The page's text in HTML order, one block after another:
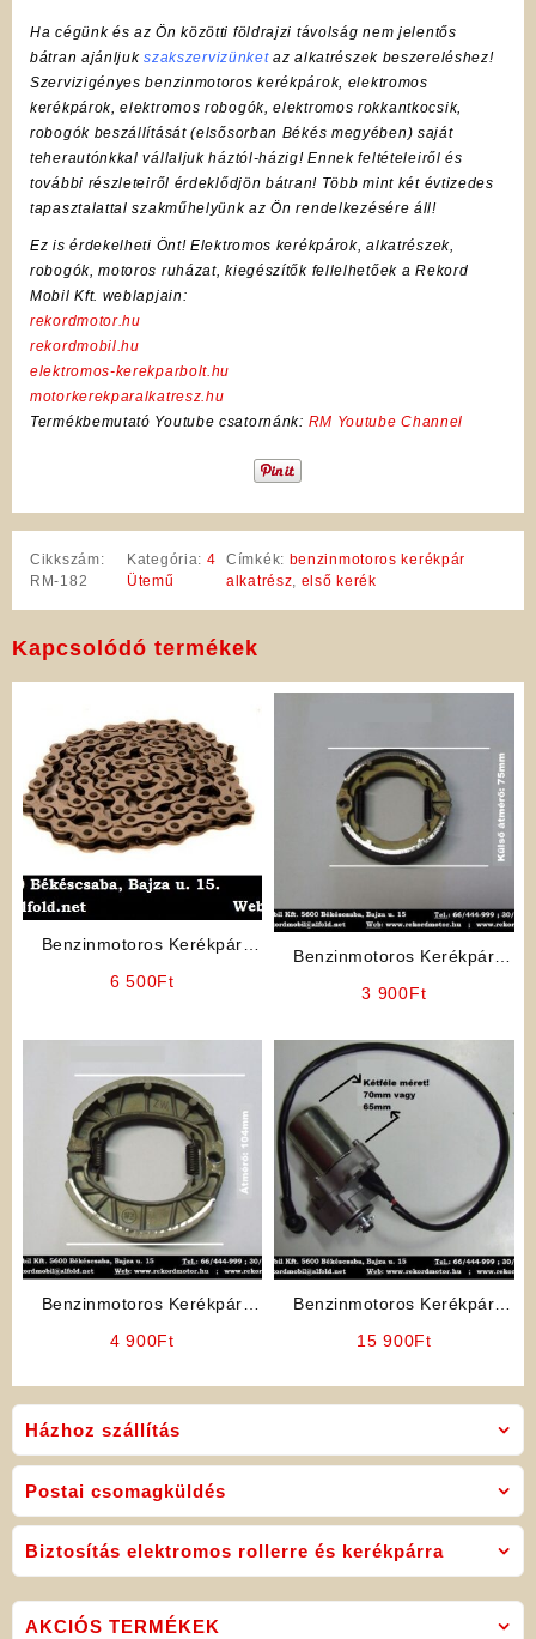
Házhoz szállítás
Postai csomagküldés
Biztosítás elektromos rollerre és kerékpárra
Ha cégünk és az Ön közötti földrajzi távolság nem jelentős
bátran ajánljukszakszervizünket az alkatrészek beszereléshez!
Szervizigényes benzinmotoros kerékpárok, elektromos
kerékpárok, elektromos robogók, elektromos rokkantkocsik,
robogók beszállítását (elsősorban Békés megyében) saját
teherautónkkal vállaljuk háztól-házig! Ennek feltételeiről és
további részleteiről érdeklődjön bátran! Több mint két évtizedes
tapasztalattal szakműhelyünk az Ön rendelkezésére áll!
Ez is érdekelheti Önt! Elektromos kerékpárok, alkatrészek,
robogók, motoros ruházat, kiegészítők fellelhetőek a Rekord
Mobil Kft. weblapjain:
rekordmotor.hu
rekordmobil.hu
elektromos-kerekparbolt.hu
motorkerekparalkatresz.hu
Termékbemutató Youtube csatornánk: RM Youtube Channel
Cikkszám:
RM-182
Kategória: 4
Ütemű
Címkék: benzinmotoros kerékpár
alkatrész, első kerék
Kapcsolódó termékek
Benzinmotoros Kerékpár
6 500Ft
Benzinmotoros Kerékpár
3 900Ft
Benzinmotoros Kerékpár
4 900Ft
Benzinmotoros Kerékpár
15 900Ft
AKCIÓS TERMÉKEK